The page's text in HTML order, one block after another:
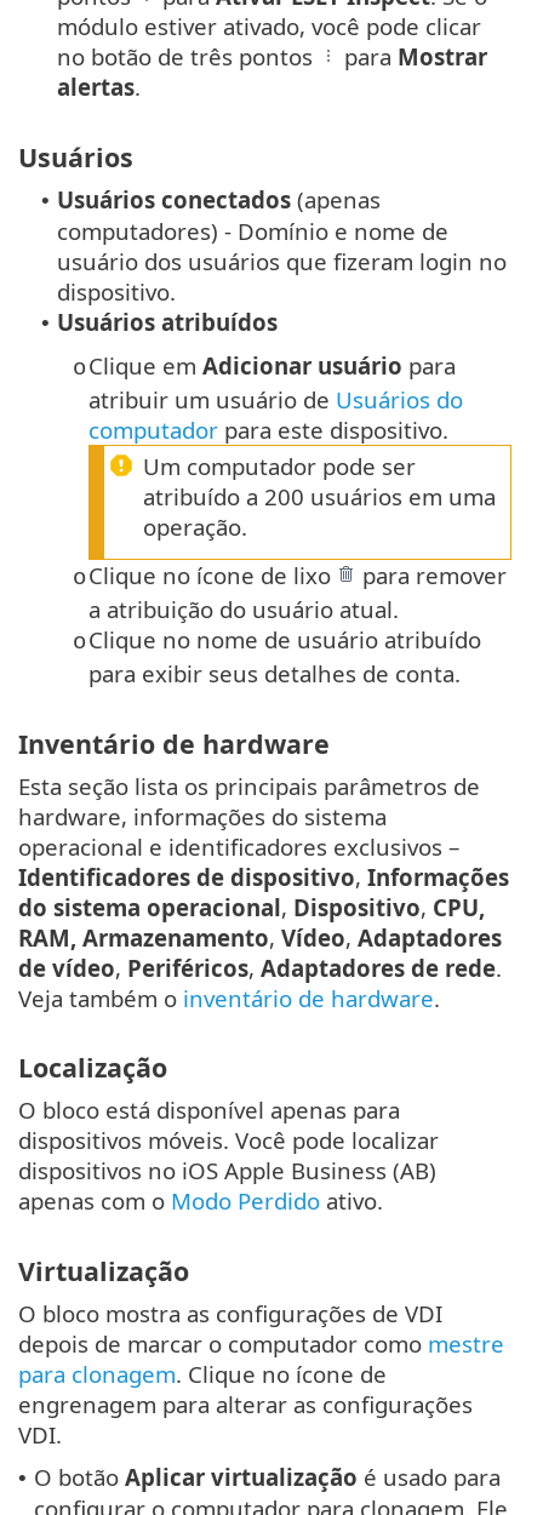
módulo estiver ativado, você pode clicar
no botão de três pontos
para Mostrar
alertas.
Usuários
• Usuários conectados (apenas
computadores) - Domínio e nome de
usuário dos usuários que fizeram login no
dispositivo.
• Usuários atribuídos
oClique em Adicionar usuário para
atribuir um usuário de Usuários do
computador para este dispositivo.
Um computador pode ser
atribuído a 200 usuários em uma
operação.
oClique no ícone de lixo
para remover
a atribuição do usuário atual.
oClique no nome de usuário atribuído
para exibir seus detalhes de conta.
Inventário de hardware
Esta seção lista os principais parâmetros de
hardware, informações do sistema
operacional e identificadores exclusivos –
Identificadores de dispositivo, Informações
do sistema operacional, Dispositivo, CPU,
RAM, Armazenamento, Vídeo, Adaptadores
de vídeo, Periféricos, Adaptadores de rede.
Veja também o inventário de hardware.
Localização
O bloco está disponível apenas para
dispositivos móveis. Você pode localizar
dispositivos no iOS Apple Business (AB)
apenas com o Modo Perdido ativo.
Virtualização
O bloco mostra as configurações de VDI
depois de marcar o computador como mestre
para clonagem. Clique no ícone de
engrenagem para alterar as configurações
VDI.
• O botão Aplicar virtualização é usado para
configurar o computador para clonagem. Ele